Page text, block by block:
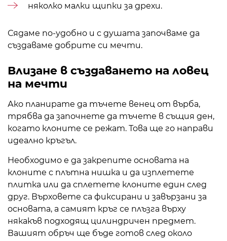
няколко малки щипки за дрехи.
Сядаме по-удобно и с душата започваме да
създаваме добрите си мечти.
Влизане в създаването на ловец
на мечти
Ако планирате да тъчете венец от върба,
трябва да започнете да тъчете в същия ден,
когато клоните се режат. Това ще го направи
идеално кръгъл.
Необходимо е да закрепите основата на
клоните с плътна нишка и да изплетете
плитка или да сплетете клоните един след
друг. Върховете са фиксирани и завързани за
основата, а самият кръг се плъзга върху
някакъв подходящ цилиндричен предмет.
Вашият обръч ще бъде готов след около